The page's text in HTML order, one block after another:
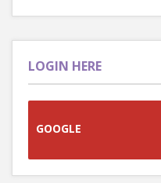
LOGIN HERE
GOOGLE